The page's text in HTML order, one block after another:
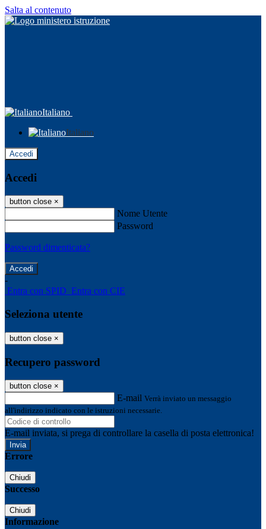
Salta al contenuto
Italiano
Italiano
Accedi
Accedi
button close ×
Nome Utente
Password
Password dimenticata?
-
Entra con SPID Entra con CIE
Seleziona utente
button close ×
Recupero password
button close ×
E-mail Verrà inviato un messaggio
all'indirizzo indicato con le istruzioni necessarie.
E-mail inviata, si prega di controllare la casella di posta elettronica!
Errore
Chiudi
Successo
Chiudi
Informazione